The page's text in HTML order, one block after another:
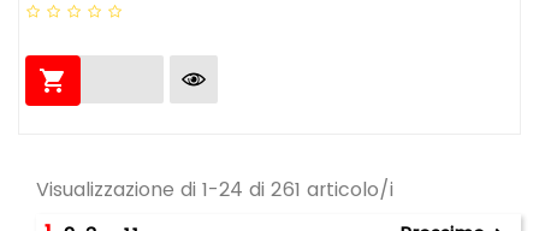

Visualizzazione di 1-24 di 261 articolo/i